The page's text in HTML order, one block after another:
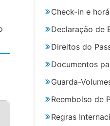
Check-in e
Declaração de
Direitos do
Documentos
Guarda-
Reembolso de
Regras